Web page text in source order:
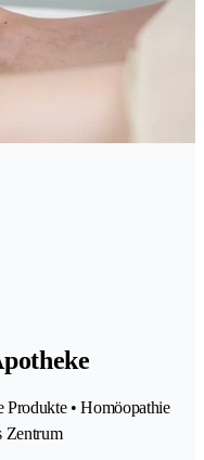
Produkte • Homöopathie
Zentrum